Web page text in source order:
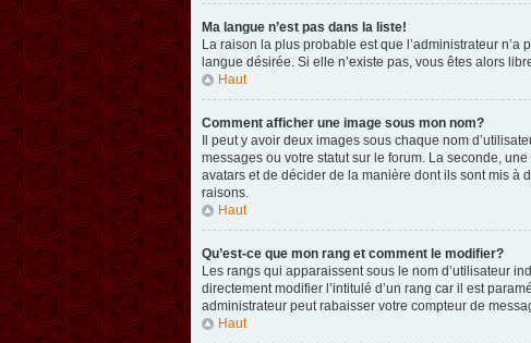
Ma langue n’est pas dans la liste!
La raison la plus probable est que l’administrateur
langue désirée. Si elle n’existe pas, vous êtes alors
Haut
Comment afficher une image sous mon nom?
Il peut y avoir deux images sous chaque nom
messages ou votre statut sur le forum. La seconde,
avatars et de décider de la manière dont ils sont mis à
raisons.
Haut
Qu’est-ce que mon rang et comment le modifier?
Les rangs qui apparaissent sous le nom d’utilisateur
directement modifier l’intitulé d’un rang car il est
administrateur peut rabaisser votre compteur de
Haut